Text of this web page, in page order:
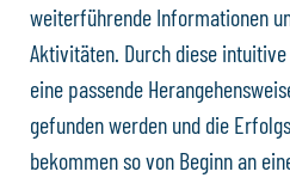
weiterführende Informationen
Aktivitäten. Durch diese
eine passende
gefunden werden und die
bekommen so von Beginn an